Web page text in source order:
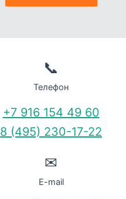
📞
Телефон
+7 916 154 49 60
8 (495) 230-17-22
✉
E-mail